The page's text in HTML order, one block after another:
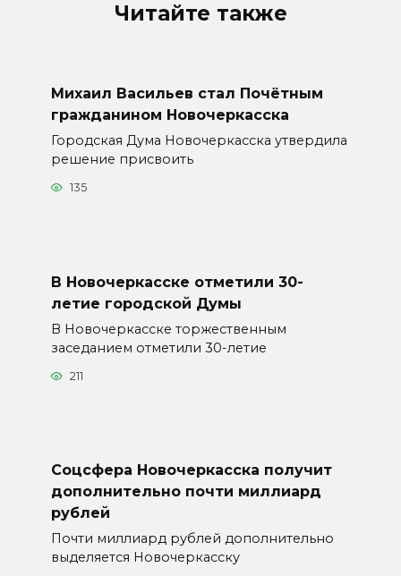
Читайте также
Михаил Васильев стал Почётным
гражданином Новочеркасска
Городская Дума Новочеркасска утвердила
решение присвоить
135
В Новочеркасске отметили 30-
летие городской Думы
В Новочеркасске торжественным
заседанием отметили 30-летие
211
Соцсфера Новочеркасска получит
дополнительно почти миллиард
рублей
Почти миллиард рублей дополнительно
выделяется Новочеркасску